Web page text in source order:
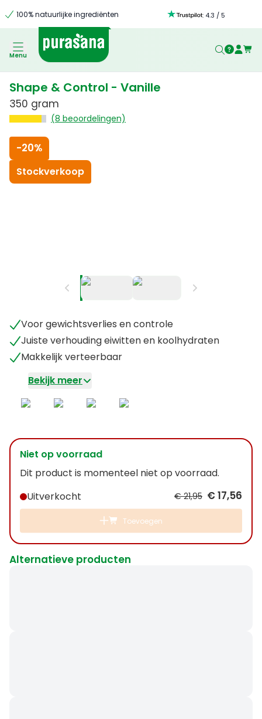
100% natuurlijke ingrediënten : 4.3 /5
Menu
Shape & Control - Vanille
350 gram
(8 beoordelingen)
-20%
Stockverkoop
Voor gewichtsverlies en controle
Juiste verhouding eiwitten en koolhydraten
Makkelijk verteerbaar
Bekijk meer
Niet op voorraad
Dit product is momenteel niet op voorraad.
Uitverkocht
€ 21,95 € 17,56
Toevoegen
Alternatieve producten